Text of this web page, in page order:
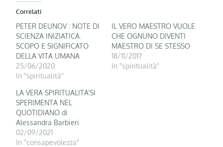
Correlati
PETER DEUNOV : NOTE DI
SCIENZA INIZIATICA.
SCOPO E SIGNIFICATO
DELLA VITA UMANA
25/06/2020
In "spiritualità"
IL VERO MAESTRO VUOLE
CHE OGNUNO DIVENTI
MAESTRO DI SE STESSO
18/11/2017
In "spiritualità"
LA VERA SPIRITUALITA’SI
SPERIMENTA NEL
QUOTIDIANO di
Alessandra Barbieri
02/09/2021
In "consapevolezza"